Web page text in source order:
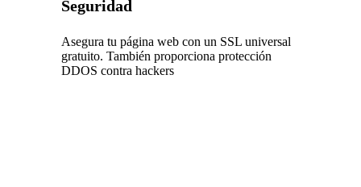
Seguridad
Asegura tu página web con un SSL universal
gratuito. También proporciona protección
DDOS contra hackers